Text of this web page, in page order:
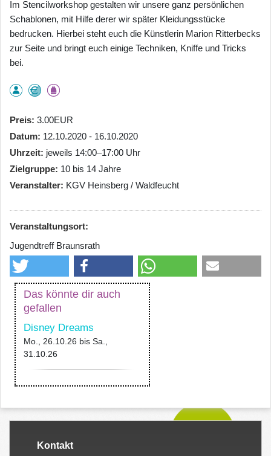
Im Stencilworkshop gestalten wir unsere ganz persönlichen
Schablonen, mit Hilfe derer wir später Kleidungsstücke
bedrucken. Hierbei steht euch die Künstlerin Marion Ritterbecks
zur Seite und bringt euch einige Techniken, Kniffe und Tricks
bei.
Preis 3.00EUR
Datum 12.10.2020 - 16.10.2020
Uhrzeit jeweils 14:00–17:00 Uhr
Zielgruppe 10 bis 14 Jahre
Veranstalter KGV Heinsberg / Waldfeucht
Veranstaltungsort:
Jugendtreff Braunsrath
Das könnte dir auch
gefallen
Disney Dreams
Mo., 26.10.26 bis Sa.,
31.10.26
Kontakt